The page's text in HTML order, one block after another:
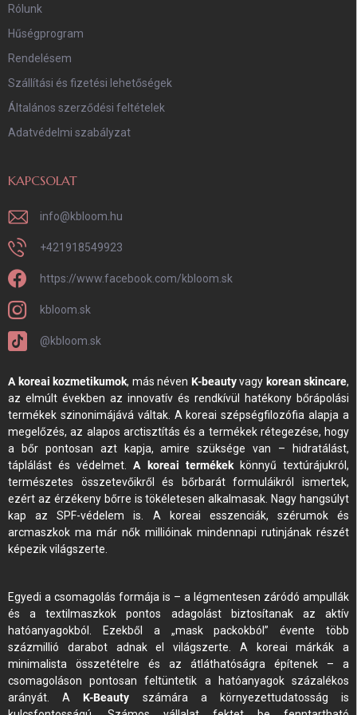
Rólunk
Hűségprogram
Rendelésem
Szállítási és fizetési lehetőségek
Általános szerződési feltételek
Adatvédelmi szabályzat
KAPCSOLAT
info@kbloom.hu
+421918549923
https://www.facebook.com/kbloom.sk
kbloom.sk
@kbloom.sk
A koreai kozmetikumok, más néven K-beautyvagy korean skincare,
az elmúlt években az innovatív és rendkívül hatékony bőrápolási
termékek szinonimájává váltak. A koreai szépségfilozófia alapja a
megelőzés, az alapos arctisztítás és a termékek rétegezése, hogy
a bőr pontosan azt kapja, amire szüksége van – hidratálást,
táplálást és védelmet.A koreai termékekkönnyű textúrájukról,
természetes összetevőikről és bőrbarát formuláikról ismertek,
ezért az érzékeny bőrre is tökéletesen alkalmasak. Nagy hangsúlyt
kap az SPF-védelem is. A koreai esszenciák, szérumok és
arcmaszkok ma már nők millióinak mindennapi rutinjának részét
képezik világszerte.
Egyedi a csomagolás formája is – a légmentesen záródó ampullák
és a textilmaszkok pontos adagolást biztosítanak az aktív
hatóanyagokból. Ezekből a „mask packokból” évente több
százmillió darabot adnak el világszerte. A koreai márkák a
minimalista összetételre és az átláthatóságra építenek – a
csomagoláson pontosan feltüntetik a hatóanyagok százalékos
arányát. A K-Beauty számára a környezettudatosság is